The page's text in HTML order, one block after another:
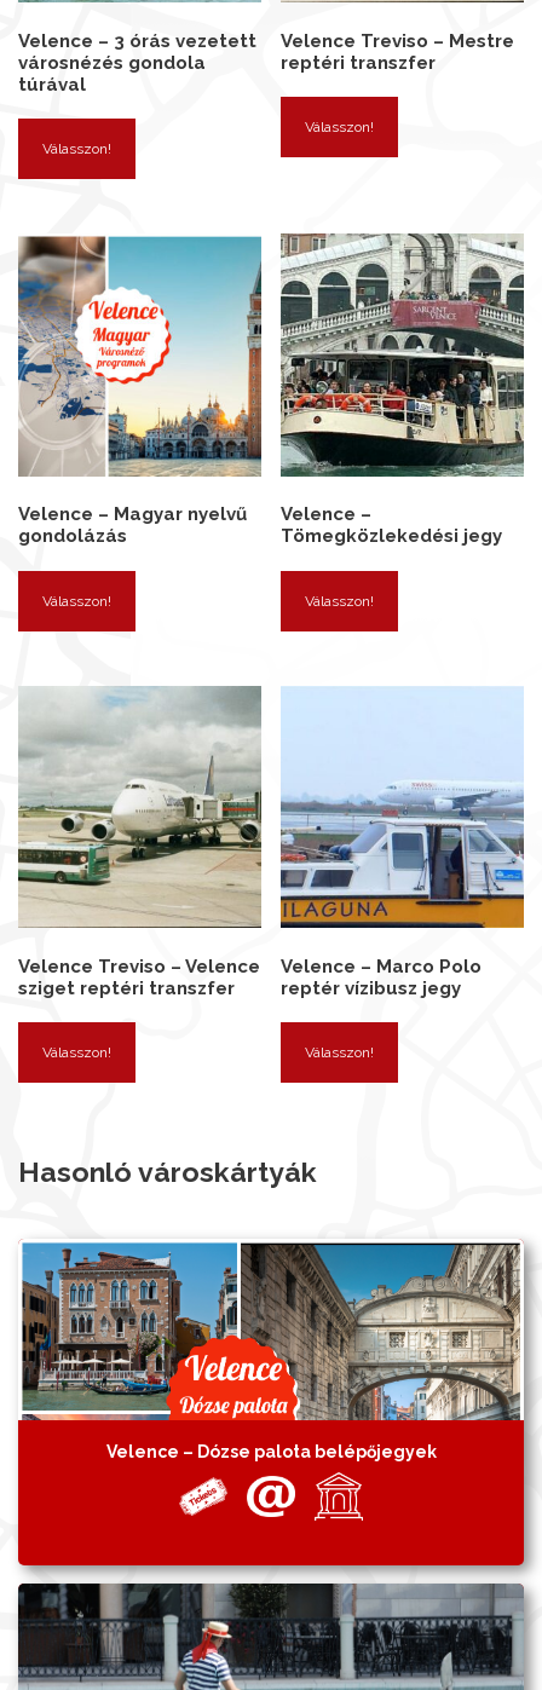
Velence – 3 órás vezetett
városnézés gondola
túrával
Válasszon!
Velence Treviso – Mestre
reptéri transzfer
Válasszon!
Velence – Magyar nyelvű
gondolázás
Válasszon!
Velence –
Tömegközlekedési jegy
Válasszon!
Velence Treviso – Velence
sziget reptéri transzfer
Válasszon!
Velence – Marco Polo
reptér vízibusz jegy
Válasszon!
Hasonló városkártyák
Velence – Dózse palota belépőjegyek